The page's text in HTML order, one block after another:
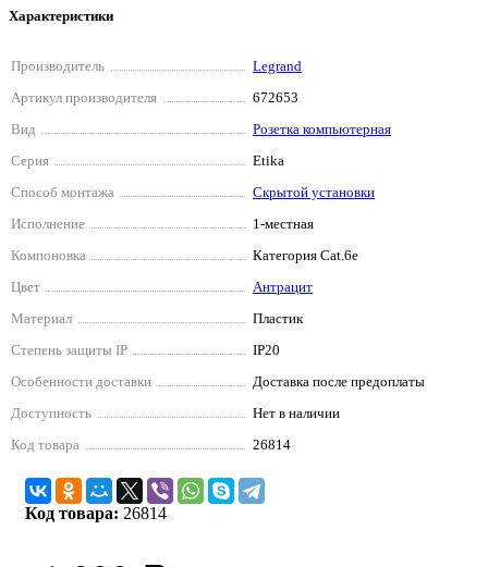
Характеристики
Производитель
Legrand
Артикул производителя
672653
Вид
Розетка компьютерная
Серия
Etika
Способ монтажа
Скрытой установки
Исполнение
1-местная
Компоновка
Категория Cat.6e
Цвет
Антрацит
Материал
Пластик
Степень защиты IP
IP20
Особенности доставки
Доставка после предоплаты
Доступность
Нет в наличии
Код товара
26814
Код товара: 26814